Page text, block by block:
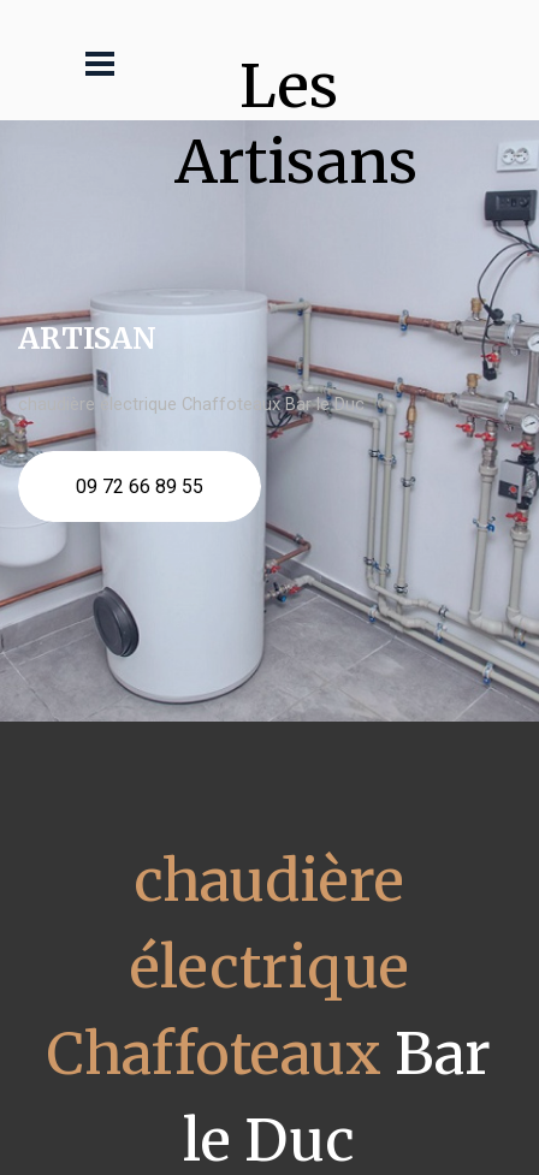
Les
Artisans
ARTISAN
chaudière électrique Chaffoteaux Bar le Duc
09 72 66 89 55
chaudière
électrique
Chaffoteaux Bar
le Duc